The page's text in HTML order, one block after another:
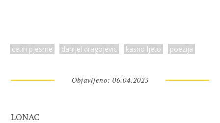
cetiri pjesme danijel dragojevic kasno ljeto poezija
Objavljeno: 06.04.2023
LONAC